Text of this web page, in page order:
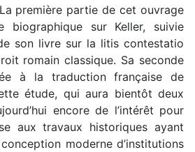
première partie de cet ouvrage
biographique sur Keller, suivie
son livre sur la litis contestatio
romain classique. Sa seconde
à la traduction française de
étude, qui aura bientôt deux
encore de l’intérêt pour
aux travaux historiques ayant
moderne d’institutions